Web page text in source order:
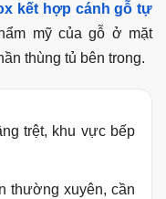
kết hợp cánh gỗ tự
mỹ của gỗ ở mặt
thùng tủ bên trong.
trệt, khu vực bếp
thường xuyên, cần